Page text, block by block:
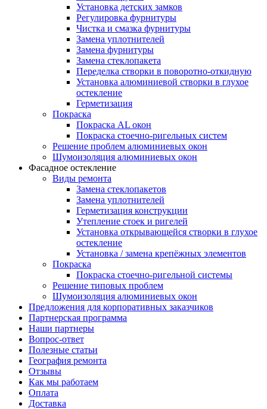
Установка детских замков
Регулировка фурнитуры
Чистка и смазка фурнитуры
Замена уплотнителей
Замена фурнитуры
Замена стеклопакета
Переделка створки в поворотно-откидную
Установка алюминиевой створки в глухое
остекление
Герметизация
Покраска
Покраска AL окон
Покраска стоечно-ригельных систем
Решение проблем алюминиевых окон
Шумоизоляция алюминиевых окон
Фасадное остекление
Виды ремонта
Замена стеклопакетов
Замена уплотнителей
Герметизация конструкции
Утепление стоек и ригелей
Установка открывающейся створки в глухое
остекление
Установка / замена крепёжных элементов
Покраска
Покраска стоечно-ригельной системы
Решение типовых проблем
Шумоизоляция алюминиевых окон
Предложения для корпоративных заказчиков
Партнерская программа
Наши партнеры
Вопрос-ответ
Полезные статьи
География ремонта
Отзывы
Как мы работаем
Оплата
Доставка